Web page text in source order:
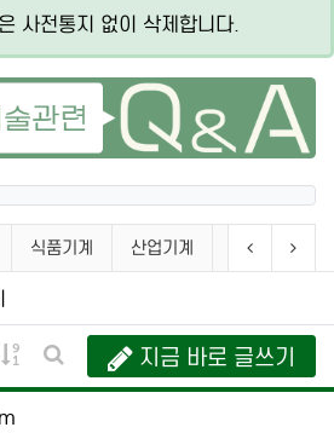
사전통지 없이 삭제합니다.
식품기계 산업기계 공구이전 분류다음
게시물 정렬
게시판 검색
지금 바로 글쓰기